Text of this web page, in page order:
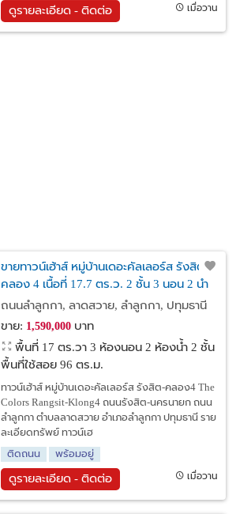
ดูรายละเอียด - ติดต่อ เมื่อวาน
ขายทาวน์เฮ้าส์ หมู่บ้านเดอะคัลเลอร์ส รังสิต-
คลอง 4 เนื้อที่ 17.7 ตร.ว. 2 ชั้น 3 นอน 2 น้ำ
ถนนลำลูกกา, ลาดสวาย, ลำลูกกา, ปทุมธานี
ขาย: 1,590,000บาท
พื้นที่ 17 ตร.วา 3 ห้องนอน 2 ห้องน้ำ 2 ชั้น
พื้นที่ใช้สอย 96 ตร.ม.
ทาวน์เฮ้าส์ หมู่บ้านเดอะคัลเลอร์ส รังสิต-คลอง4 The
Colors Rangsit-Klong4 ถนนรังสิต-นครนายก ถนน
ลำลูกกา ตำบลลาดสวาย อำเภอลำลูกกา ปทุมธานี ราย
ละเอียดทรัพย์ ทาวน์เฮ
ติดถนน
พร้อมอยู่
ดูรายละเอียด - ติดต่อ เมื่อวาน